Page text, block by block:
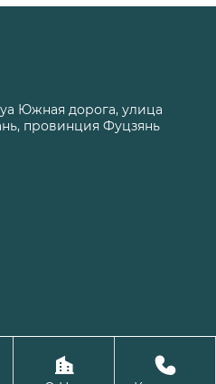
Южная дорога, улица
провинция Фуцзянь
Шэнхуа Кухня и ванная
 